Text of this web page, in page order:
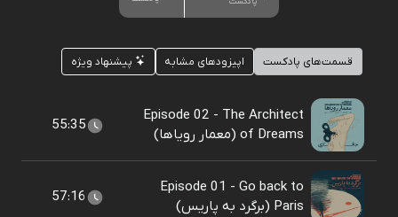
قسمت‌های پادکست اپیزودهای مشابه پیشنهاد ویژه
Episode 02 - The Architect
of Dreams (معمار رویاها)
55:35
Episode 01 - Go back to
Paris (برگرد به پاریس)
57:16